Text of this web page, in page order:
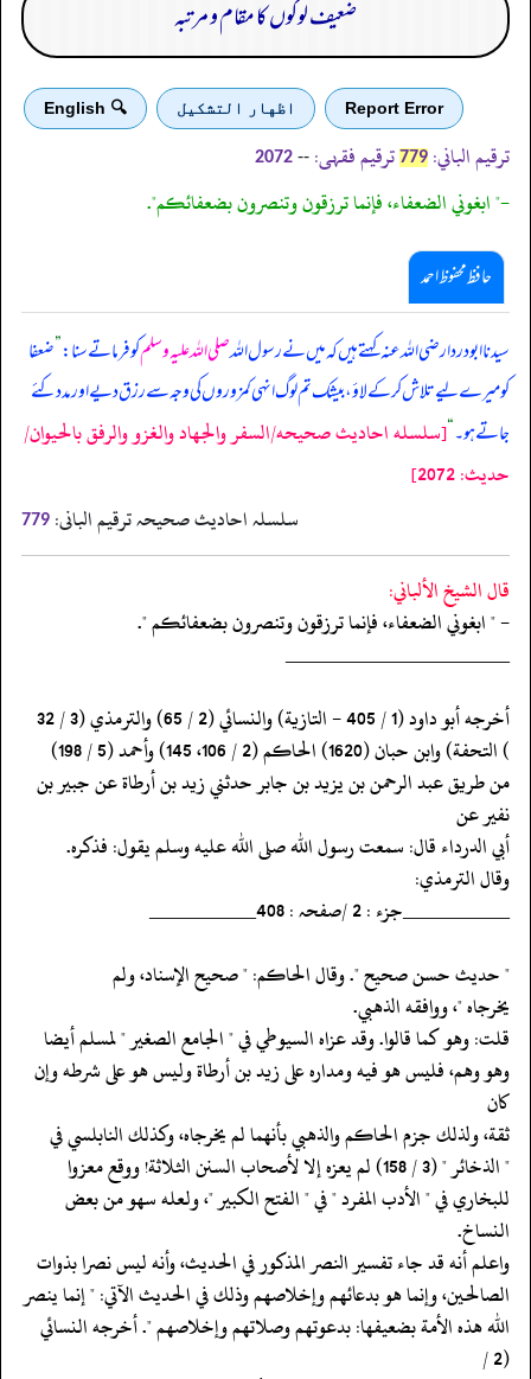
ضعیف لوگوں کا مقام و مرتبہ
Report Error اظهار التشكيل 🔍 English
ترقیم الباني: 779 ترقیم فقہی: --
2072
-" ابغوني الضعفاء، فإنما ترزقون وتنصرون بضعفائكم".
حافظ محفوظ احمد
سیدنا ابودردا رضی اللہ عنہ کہتے ہیں کہ میں نے رسول اللہصلی اللہ علیہ وسلمکو فرماتے سنا:”ضعفا
کو میرے لیے تلاش کر کے لاؤ، بیشک تم لوگ انہی کمزوروں کی وجہ سے رزق دیے اور مدد کئے
جاتے ہو۔“[سلسله احاديث صحيحه/السفر والجهاد والغزو والرفق بالحيوان/
حدیث: 2072]
سلسلہ احادیث صحیحہ ترقیم البانی: 779
قال الشيخ الألباني:
- " ابغوني الضعفاء، فإنما ترزقون وتنصرون بضعفائكم ".
‏‏‏‏_____________________
‏‏‏‏أخرجه أبو داود (1 / 405 - التازية) والنسائي (2 / 65) والترمذي (3 / 32
‏‏‏‏) التحفة) وابن حبان (1620) الحاكم (2 / 106، 145) وأحمد (5 / 198)
‏‏‏‏من طريق عبد الرحمن بن يزيد بن جابر حدثني زيد بن أرطاة عن جبير بن
نفير عن
‏‏‏‏أبي الدرداء قال: سمعت رسول الله صلى الله عليه وسلم يقول: فذكره.
‏‏‏‏وقال الترمذي:
‏‏‏‏__________جزء : 2 /صفحہ : 408__________
‏‏‏‏" حديث حسن صحيح ". وقال الحاكم: " صحيح الإسناد، ولم
‏‏‏‏يخرجاه "، ووافقه الذهبي.
‏‏‏‏قلت: وهو كما قالوا. وقد عزاه السيوطي في " الجامع الصغير " لمسلم أيضا
‏‏‏‏وهو وهم، فليس هو فيه ومداره على زيد بن أرطاة وليس هو على شرطه وإن
كان
‏‏‏‏ثقة، ولذلك جزم الحاكم والذهبي بأنهما لم يخرجاه، وكذلك النابلسي في
‏‏‏‏" الذخائر " (3 / 158) لم يعزه إلا لأصحاب السنن الثلاثة! ووقع معزوا
‏‏‏‏للبخاري في " الأدب المفرد " في " الفتح الكبير "، ولعله سهو من بعض
النساخ.
‏‏‏‏واعلم أنه قد جاء تفسير النصر المذكور في الحديث، وأنه ليس نصرا بذوات
‏‏‏‏الصالحين، وإنما هو بدعائهم وإخلاصهم وذلك في الحديث الآتي: " إنما ينصر
‏‏‏‏الله هذه الأمة بضعيفها: بدعوتهم وصلاتهم وإخلاصهم ". أخرجه النسائي
(2 /